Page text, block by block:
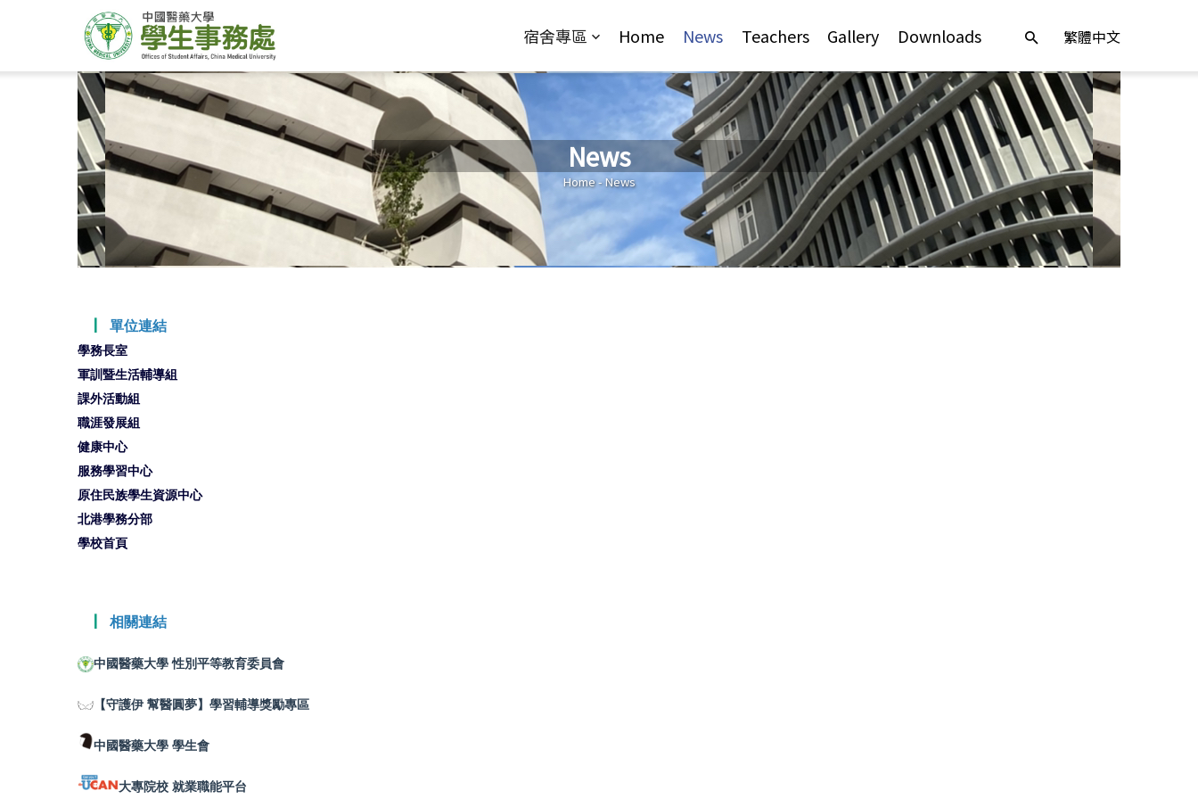
宿舍專區 Home News Teachers Gallery Downloads 繁體中文
News
You are here
Home- News
┃ 單位連結
學務長室
軍訓暨生活輔導組
課外活動組
職涯發展組
健康中心
服務學習中心
原住民族學生資源中心
北港學務分部
學校首頁
┃ 相關連結
中國醫藥大學 性別平等教育委員會
【守護伊 幫醫圓夢】學習輔導獎勵專區
中國醫藥大學 學生會
大專院校 就業職能平台